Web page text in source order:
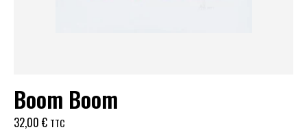
Boom Boom
32,00 € TTC